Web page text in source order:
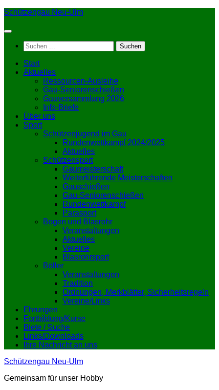
Zum
springen
Schützengau Neu-Ulm
Suchen
nach:
Start
Aktuelles
Ressourcen-Ausleihe
Gau-Seniorenschießen
Gauversammlung 2026
Info-Briefe
Über uns
Sport
Schützenjugend im Gau
Rundenwettkampf 2024/2025
Aktuelles
Schützensport
Gaumeisterschaft
Weiterführende Meisterschaften
Gauschießen
Gau-Seniorenschießen
Rundenwettkampf
Parasport
Bogen und Blasrohr
Veranstaltungen
Aktuelles
Vereine
Blasrohrsport
Böller
Veranstaltungen
Tradition
Ordnungen, Merkblätter, Sicherheitsregeln
Vereine/Links
Ehrungen
Fortbildung/Kurse
Biete / Suche
Links/Downloads
Ihre Nachricht an uns
Schützengau Neu-Ulm
Gemeinsam für unser Hobby